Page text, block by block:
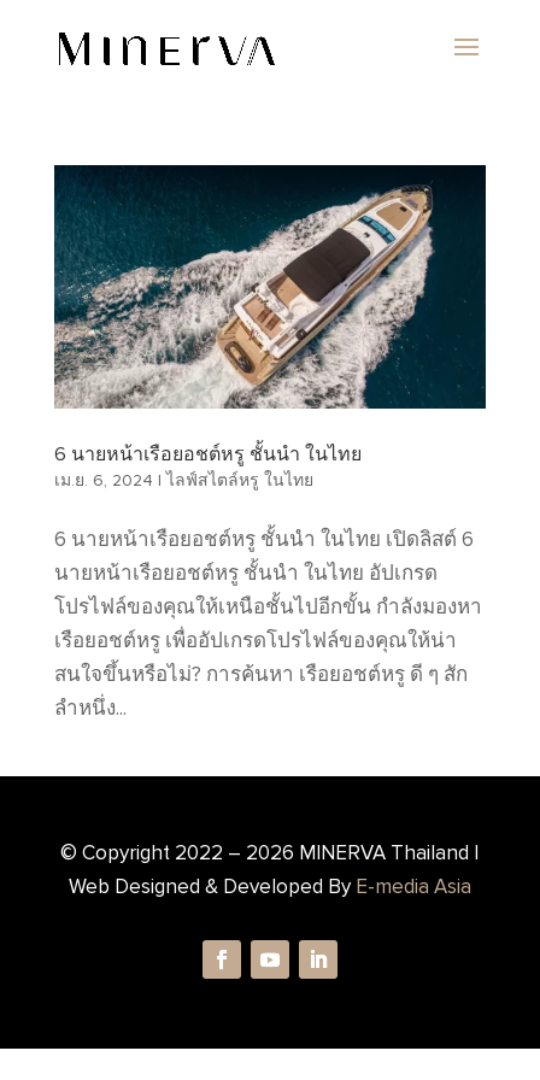
6 นายหน้าเรือยอชต์หรู ชั้นนำ ในไทย
เม.ย. 6, 2024 |ไลฟ์สไตล์หรู ในไทย
6 นายหน้าเรือยอชต์หรู ชั้นนำ ในไทย เปิดลิสต์ 6
นายหน้าเรือยอชต์หรู ชั้นนำ ในไทย อัปเกรด
โปรไฟล์ของคุณให้เหนือชั้นไปอีกขั้น กำลังมองหา
เรือยอชต์หรู เพื่ออัปเกรดโปรไฟล์ของคุณให้น่า
สนใจขึ้นหรือไม่? การค้นหา เรือยอชต์หรู ดี ๆ สัก
ลำหนึ่ง...
© Copyright 2022 – 2026 MINERVA Thailand |
Web Designed & Developed ByE-media Asia